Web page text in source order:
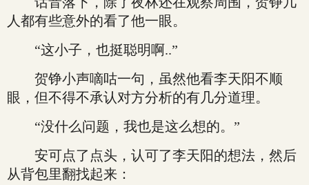
人都有些意外的看了他一眼。
“这小子，也挺聪明啊..”
贺铮小声嘀咕一句，虽然他看李天阳不顺
眼，但不得不承认对方分析的有几分道理。
“没什么问题，我也是这么想的。”
安可点了点头，认可了李天阳的想法，然后
从背包里翻找起来：